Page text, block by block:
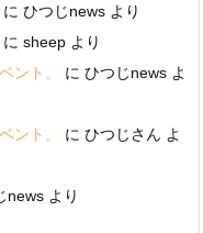
に ひつじnews より
に sheep より
ント。
に ひつじnews よ
ント。
に ひつじさん よ
news より